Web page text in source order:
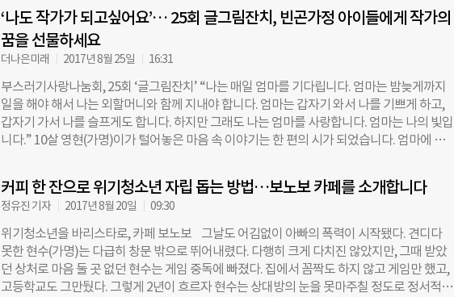
게 굳어지는 질병입니다. 제때 치료하지 않으면 감각신경과 운동신경이 손상돼, 걷지도 못하
고 다리에
상 자랐다. 알제이의 온 몸엔 딱딱하고 울퉁불퉁한 피부조직이 내려앉았다. 1년 사이 화상을
입은 부위는 그대로인 반면, 그렇지 않은 부위는 성장하면서 자세가 비틀어지기 시작했다. 특
히 오른뺨과 목으로 연결된 화상부위가 주변 조직을 잡아당기면서, 알제이의 목은 점점 오른
요청 당시 사진 (우측) 2017년 현재 모습 ⓒ한림화상재단 1년 만인 지난 5월 11일, 키가 자라
슬픈 아이인 ‘알제이’가 한국 땅을 밟았다. 매달 20만원밖에 벌지 못하는 알제이 부모님 대신,
‘키다리 아저씨’로 나선 건 한림화상재단이다. 지난해 “재건수술을 받지 않으면 정상적으로
팔을 들어올리기도 힘들다”는 알제이의 안타까운 사연을 현지 관계자로부터 들은 한림화상
술이 필요하다”는 의사의 소견을 바탕으로, 화상 전문 의료진을 모아 수술계획을 세우고
‘나도 작가가 되고싶어요’… 25회 글그림잔치, 빈곤가정 아이들에게 작가의
꿈을 선물하세요
더나은미래 2017년 8월 25일 16:31
부스러기사랑나눔회, 25회 ‘글그림잔치’ “나는 매일 엄마를 기다립니다. 엄마는 밤늦게까지
일을 해야 해서 나는 외할머니와 함께 지내야 합니다. 엄마는 갑자기 와서 나를 기쁘게 하고,
갑자기 가서 나를 슬프게도 합니다. 하지만 그래도 나는 엄마를 사랑합니다. 엄마는 나의 빛입
니다.” 10살 영현(가명)이가 털어놓은 마음 속 이야기는 한 편의 시가 되었습니다. 엄마에 대
이 아픈 아이들 영현이는 지역아동센터에서 생활합니다. 가족과 떨어져 살거나, 빈곤한 환경
의 아이들은 외롭고 힘든 마음을 떨어놓을 곳이 없어 빨리 어른이 되어버립니다. 마음이 아픈
아이들도 많습니다. 마음에 슬픔을 안고 살아가는 건 영현이 만의 이야기가 아닙니다. 2015
년 통계청 발표에 따르면 한부모 가구의 수는 2005년 1370 가구였던 것에서, 2014년 1749
가구까지 늘어났습니다. 할머니, 할아버지가 손자를 돌보는 조손가족이나 다문화가구 또한
매년 늘어납니다. 이 밖에서 쉼터와 같은 임시보호시설 등 가정의 형태는 점점 다양화 되고 있
습니다. 빈곤환경의 아이들에겐 경제적인 지원 외에도 마음을 어루만지는 지원이 필요합니
커피 한 잔으로 위기청소년 자립 돕는 방법…보노보 카페를 소개합니다
정유진 기자 2017년 8월 20일 09:30
위기청소년을 바리스타로, 카페 보노보 그날도 어김없이 아빠의 폭력이 시작됐다. 견디다
못한 현수(가명)는 다급히 창문 밖으로 뛰어내렸다. 다행히 크게 다치진 않았지만, 그때 받았
던 상처로 마음 둘 곳 없던 현수는 게임 중독에 빠졌다. 집에서 꼼짝도 하지 않고 게임만 했고,
고등학교도 그만뒀다. 그렇게 2년이 흐르자 현수는 상대방의 눈을 못마주칠 정도로 정서적으